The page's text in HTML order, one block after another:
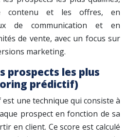
contenu et les offres, en
de communication et en
de vente, avec un focus sur
marketing.
prospects les plus
prédictif)
une technique qui consiste à
prospect en fonction de sa
en client. Ce score est calculé